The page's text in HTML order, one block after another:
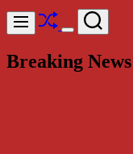
Menu Shuffle
Switch
mode
Search
Breaking News